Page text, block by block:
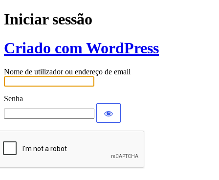
Iniciar sessão
Criado com WordPress
Nome de utilizador ou endereço de email
Senha